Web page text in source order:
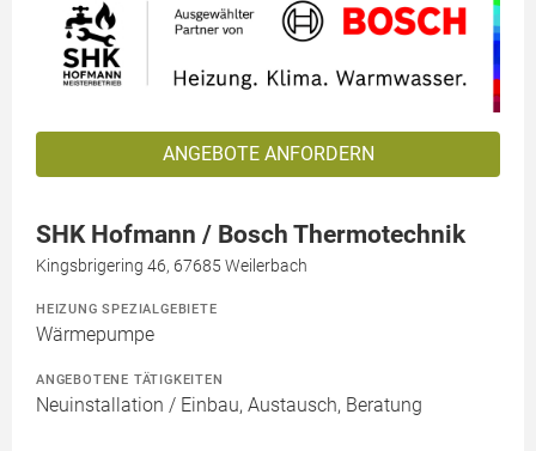
ANGEBOTE ANFORDERN
SHK Hofmann / Bosch Thermotechnik
Kingsbrigering 46, 67685 Weilerbach
HEIZUNG SPEZIALGEBIETE
Wärmepumpe
ANGEBOTENE TÄTIGKEITEN
Neuinstallation / Einbau, Austausch, Beratung